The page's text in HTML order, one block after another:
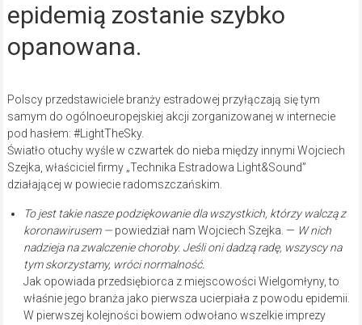
epidemią zostanie szybko
opanowana.
Polscy przedstawiciele branży estradowej przyłączają się tym
samym do ogólnoeuropejskiej akcji zorganizowanej w internecie
pod hasłem: #LightTheSky.
Światło otuchy wyśle w czwartek do nieba między innymi Wojciech
Szejka, właściciel firmy „Technika Estradowa Light&Sound”
działającej w powiecie radomszczańskim.
To jest takie nasze podziękowanie dla wszystkich, którzy walczą z
koronawirusem —powiedział nam Wojciech Szejka. — W nich
nadzieja na zwalczenie choroby. Jeśli oni dadzą radę, wszyscy na
tym skorzystamy, wróci normalność.
Jak opowiada przedsiębiorca z miejscowości Wielgomłyny, to
właśnie jego branża jako pierwsza ucierpiała z powodu epidemii.
W pierwszej kolejności bowiem odwołano wszelkie imprezy